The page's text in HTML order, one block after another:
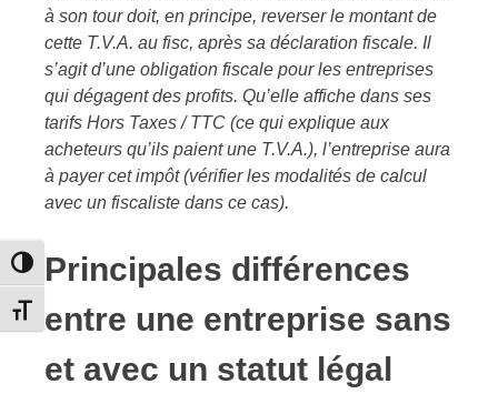
Passer en contraste élevé
Changer la taille de la police
à son tour doit, en principe, reverser le montant de
cette T.V.A. au fisc, après sa déclaration fiscale. Il
s’agit d’une obligation fiscale pour les entreprises
qui dégagent des profits. Qu’elle affiche dans ses
tarifs Hors Taxes / TTC (ce qui explique aux
acheteurs qu’ils paient une T.V.A.), l’entreprise aura
à payer cet impôt (vérifier les modalités de calcul
avec un fiscaliste dans ce cas).
Principales différences
entre une entreprise sans
et avec un statut légal